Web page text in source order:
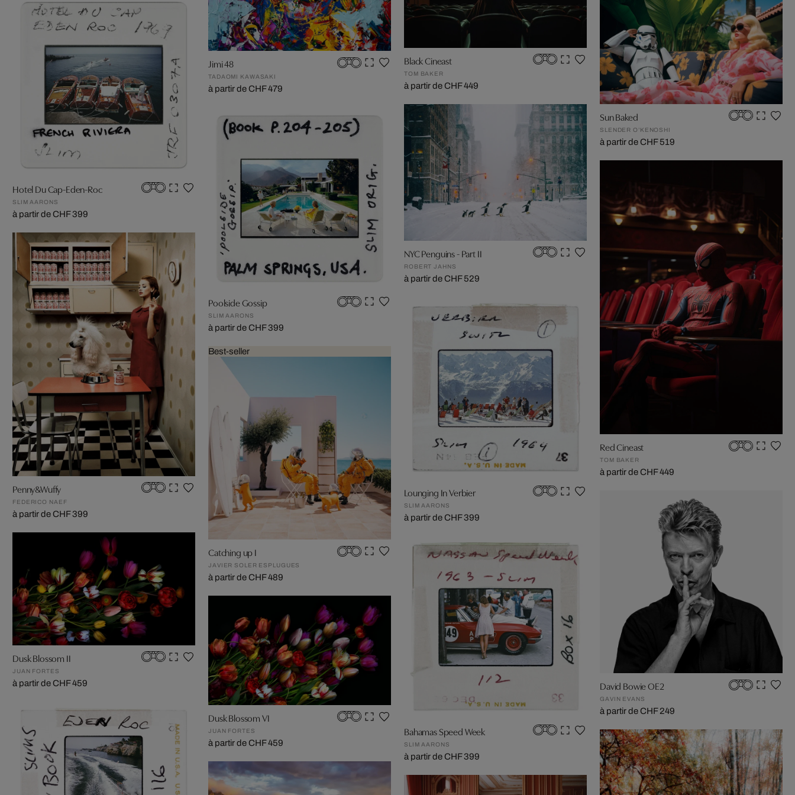
Hotel Du Cap-Eden-Roc
SLIM AARONS
à partir de CHF 399
Penny&Wuffy
FEDERICO NAEF
à partir de CHF 399
Dusk Blossom II
JUAN FORTES
à partir de CHF 459
Jimi 48
TADAOMI KAWASAKI
à partir de CHF 479
Poolside Gossip
SLIM AARONS
à partir de CHF 399
Best-seller
Catching up I
JAVIER SOLER ESPLUGUES
à partir de CHF 489
Dusk Blossom VI
JUAN FORTES
à partir de CHF 459
Black Cineast
TOM BAKER
à partir de CHF 449
NYC Penguins - Part II
ROBERT JAHNS
à partir de CHF 529
Lounging In Verbier
SLIM AARONS
à partir de CHF 399
Bahamas Speed Week
SLIM AARONS
à partir de CHF 399
Sun Baked
SLENDER O’KENOSHI
à partir de CHF 519
Red Cineast
TOM BAKER
à partir de CHF 449
David Bowie OE2
GAVIN EVANS
à partir de CHF 249